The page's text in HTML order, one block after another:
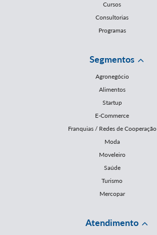
Cursos
Consultorias
Programas
Segmentos
Agronegócio
Alimentos
Startup
E-Commerce
Franquias / Redes de Cooperação
Moda
Moveleiro
Saúde
Turismo
Mercopar
Atendimento